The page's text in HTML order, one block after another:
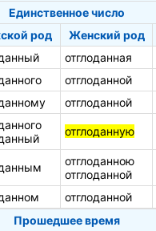
Единственное число
род
Женский род
отглоданная
отглоданной
отглоданной
отглоданную
отглоданною
отглоданной
отглоданной
Прошедшее время